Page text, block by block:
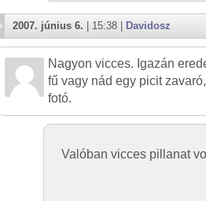
2007. június 6. | 15:38 | Davidosz
Nagyon vicces. Igazán
fű vagy nád egy picit
fotó.
Valóban vicces pillanat